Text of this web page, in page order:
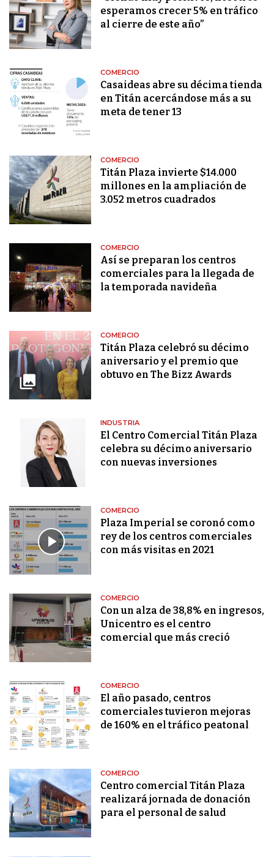
esperamos crecer 5% en tráfico
al cierre de este año”
COMERCIO
Casaideas abre su décima tienda
en Titán acercándose más a su
meta de tener 13
COMERCIO
Titán Plaza invierte $14.000
millones en la ampliación de
3.052 metros cuadrados
COMERCIO
Así se preparan los centros
comerciales para la llegada de
la temporada navideña
COMERCIO
Titán Plaza celebró su décimo
aniversario y el premio que
obtuvo en The Bizz Awards
INDUSTRIA
El Centro Comercial Titán Plaza
celebra su décimo aniversario
con nuevas inversiones
COMERCIO
Plaza Imperial se coronó como
rey de los centros comerciales
con más visitas en 2021
COMERCIO
Con un alza de 38,8% en ingresos,
Unicentro es el centro
comercial que más creció
COMERCIO
El año pasado, centros
comerciales tuvieron mejoras
de 160% en el tráfico peatonal
COMERCIO
Centro comercial Titán Plaza
realizará jornada de donación
para el personal de salud